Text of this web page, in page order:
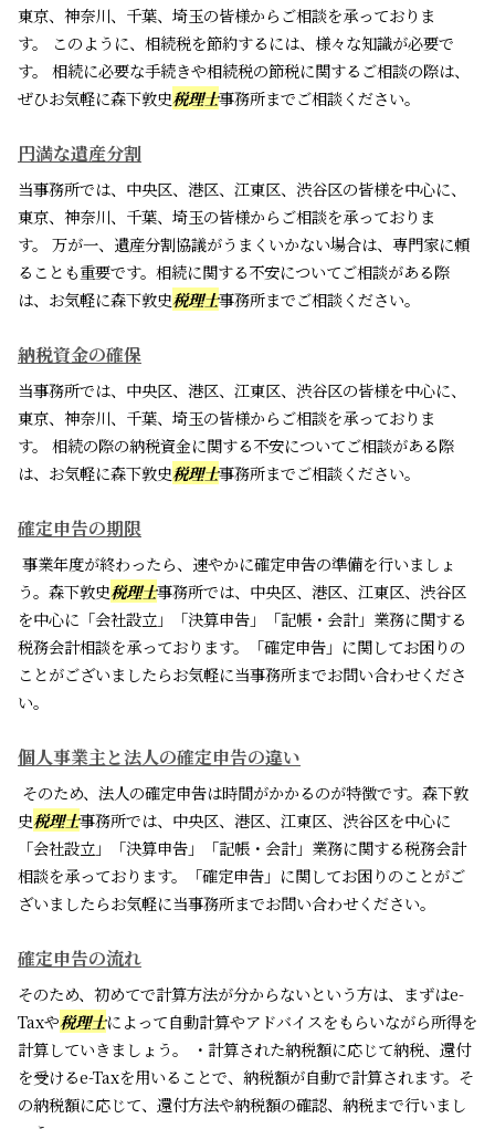
東京、神奈川、千葉、埼玉の皆様からご相談を承っておりま
す。 このように、相続税を節約するには、様々な知識が必要で
す。 相続に必要な手続きや相続税の節税に関するご相談の際は、
ぜひお気軽に森下敦史税理士事務所までご相談ください。
円満な遺産分割
当事務所では、中央区、港区、江東区、渋谷区の皆様を中心に、
東京、神奈川、千葉、埼玉の皆様からご相談を承っておりま
す。 万が一、遺産分割協議がうまくいかない場合は、専門家に頼
ることも重要です。相続に関する不安についてご相談がある際
は、お気軽に森下敦史税理士事務所までご相談ください。
納税資金の確保
当事務所では、中央区、港区、江東区、渋谷区の皆様を中心に、
東京、神奈川、千葉、埼玉の皆様からご相談を承っておりま
す。 相続の際の納税資金に関する不安についてご相談がある際
は、お気軽に森下敦史税理士事務所までご相談ください。
確定申告の期限
事業年度が終わったら、速やかに確定申告の準備を行いましょ
う。森下敦史税理士事務所では、中央区、港区、江東区、渋谷区
を中心に「会社設立」「決算申告」「記帳・会計」業務に関する
税務会計相談を承っております。「確定申告」に関してお困りの
ことがございましたらお気軽に当事務所までお問い合わせくださ
い。
個人事業主と法人の確定申告の違い
そのため、法人の確定申告は時間がかかるのが特徴です。森下敦
史税理士事務所では、中央区、港区、江東区、渋谷区を中心に
「会社設立」「決算申告」「記帳・会計」業務に関する税務会計
相談を承っております。「確定申告」に関してお困りのことがご
ざいましたらお気軽に当事務所までお問い合わせください。
確定申告の流れ
そのため、初めてで計算方法が分からないという方は、まずはe-
Taxや税理士によって自動計算やアドバイスをもらいながら所得を
計算していきましょう。 ・計算された納税額に応じて納税、還付
を受けるe-Taxを用いることで、納税額が自動で計算されます。そ
の納税額に応じて、還付方法や納税額の確認、納税まで行いまし